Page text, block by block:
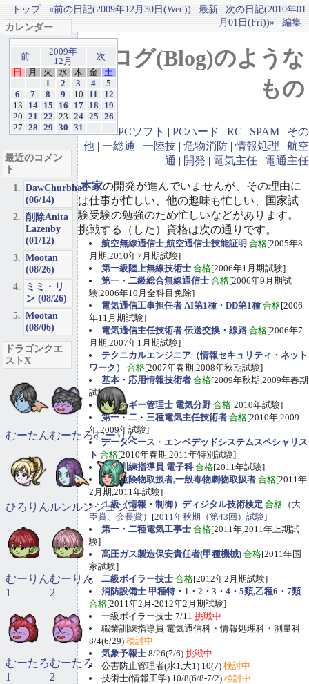
トップ «前の日記(2009年12月30日(Wed)) 最新
次の日記(2010年01
月01日(Fri))»
編集
ブログ(Blog)のような
もの
GBA|PCソフト | PCハード | RC | SPAM | その
他 | 一総通 | 一陸技 | 危物消防 |情報処理 | 航空
通 | 開発 | 電気主任 | 電通主任
本家の開発が進んでいませんが、その理由に
は仕事が忙しい、他の趣味も忙しい、国家試
験受験の勉強のため忙しいなどがあります。
挑戦する（した）資格は次の通りです。
航空無線通信士,航空通信士技能証明 合格[2005年8
月期,2010年7月期試験]
第一級陸上無線技術士 合格[2006年1月期試験]
第一・二級総合無線通信士 合格[2006年9月期試
験,2006年10月全科目免除]
電気通信工事担任者 AI第1種・DD第1種 合格[2006
年11月期試験]
電気通信主任技術者 伝送交換・線路 合格[2006年7
月期,2007年1月期試験]
テクニカルエンジニア（情報セキュリティ・ネット
ワーク）
合格[2007年春期,2008年秋期試験]
基本・応用情報技術者 合格[2009年秋期,2009年春期
試験]
エネルギー管理士 電気分野 合格[2010年試験]
第一・二 ・ 三種電気主任技術者 合格[2010年,2009
年,2009年試験]
データベース ・ エンベデッドシステムスペシャリス
ト 合格[2010年春期,2011年特別試験]
職業訓練指導員 電子科 合格[2011年試験]
甲種危険物取扱者,一般毒物劇物取扱者 合格[2011年
2月期,2011年試験]
１級（情報・制御）ディジタル技術検定 合格 （ 大
臣賞、会長賞）[2011年秋期（第43回）試験]
第一・二種電気工事士 合格[2011年,2011年上期試
験]
高圧ガス製造保安責任者(甲種機械) 合格[2011年国
家試験]
二級ボイラー技士 合格[2012年2月期試験]
消防設備士 甲種特・1・2・3・4・5類,乙種6・7類
合格[2011年2月-2012年2月期試験]
一級ボイラー技士 7/11 挑戦中
職業訓練指導員 電気通信科・情報処理科・測量科
8/4(6/29) 検討中
気象予報士 8/26(7/6) 挑戦中
公害防止管理者(水1,大1) 10(7) 検討中
技術士(情報工学) 10/8(6/8-7/2) 検討中
カレンダー
前
2009年
12月
次
日
月 火 水 木 金
土
1
2 3 4
5
6
7 8 9 10 11
12
13
14 15 16 17 18
19
20
21 22 23 24 25
26
27
28 29 30 31
最近のコメン
ト
DawChurbhab
(06/14)
削除Anita
Lazenby
(01/12)
Mootan
(08/26)
ミミ・リ
ン (08/26)
Mootan
(08/06)
ドラゴンクエ
ストX
むーたんむーたろむーりん
ひろりんルンルンジュジュ
むーりん
1
むーりん
2
むーたろ
1
むーたろ
2